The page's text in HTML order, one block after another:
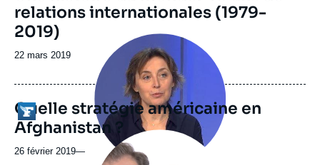
relations internationales (1979-
2019)
Date
publication
22 mars 2019
Logo
principale
médiatique
Quelle stratégie américaine en
Afghanistan ?
26 février 2019—
Image
principale
médiatique